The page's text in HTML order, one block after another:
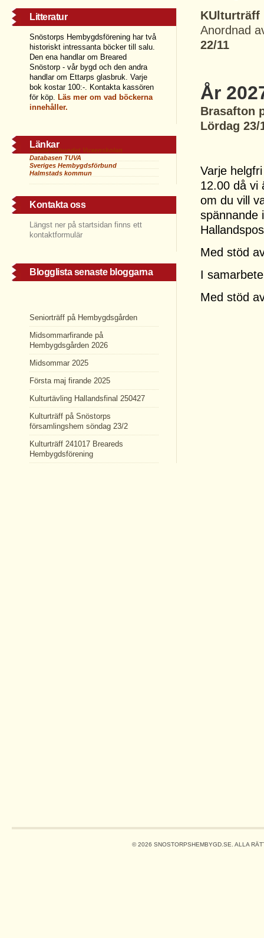
KUlturträff
Anordnad
22/11
År
Brasafton
Lördag 23/
Varje
12.00 då vi
om du vill
spännande
Med stöd
I
Med stöd
Litteratur
Snöstorps Hembygdsförening har två
historiskt intressanta böcker till salu.
Den ena handlar om Breared
Snöstorp - vår bygd och den andra
handlar om Ettarps glasbruk. Varje
bok kostar 100:-. Kontakta kassören
för köp. Läs mer om vad böckerna
innehåller.
Länkar
Studieförbundet Vuxenskolan
Databasen TUVA
Sveriges Hembygdsförbund
Halmstads kommun
Kontakta oss
Längst ner på startsidan finns ett
kontaktformulär
Blogglista senaste bloggarna
Seniorträff på Hembygdsgården
Midsommarfirande på
Hembygdsgården 2026
Midsommar 2025
Första maj firande 2025
Kulturtävling Hallandsfinal 250427
Kulturträff på Snöstorps
församlingshem söndag 23/2
Kulturträff 241017 Breareds
Hembygdsförening
© 2026 SNOSTORPSHEMBYGD.SE. ALLA